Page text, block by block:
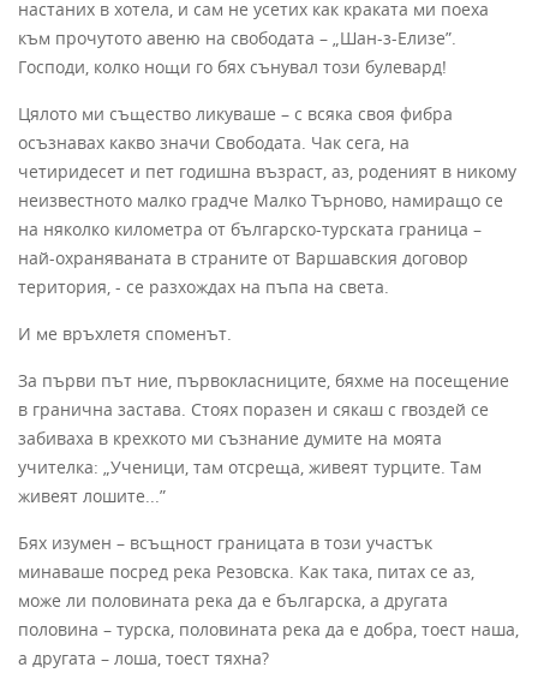
настаних в хотела, и сам не усетих как краката ми поеха
към прочутото авеню на свободата – „Шан-з-Елизе”.
Господи, колко нощи го бях сънувал този булевард!
Цялото ми същество ликуваше – с всяка своя фибра
осъзнавах какво значи Свободата. Чак сега, на
четиридесет и пет годишна възраст, аз, роденият в никому
неизвестното малко градче Малко Търново, намиращо се
на няколко километра от българско-турската граница –
най-охраняваната в страните от Варшавския договор
територия, - се разхождах на пъпа на света.
И ме връхлетя споменът.
За първи път ние, първокласниците, бяхме на посещение
в гранична застава. Стоях поразен и сякаш с гвоздей се
забиваха в крехкото ми съзнание думите на моята
учителка: „Ученици, там отсреща, живеят турците. Там
живеят лошите...”
Бях изумен – всъщност границата в този участък
минаваше посред река Резовска. Как така, питах се аз,
може ли половината река да е българска, а другата
половина – турска, половината река да е добра, тоест наша,
а другата – лоша, тоест тяхна?